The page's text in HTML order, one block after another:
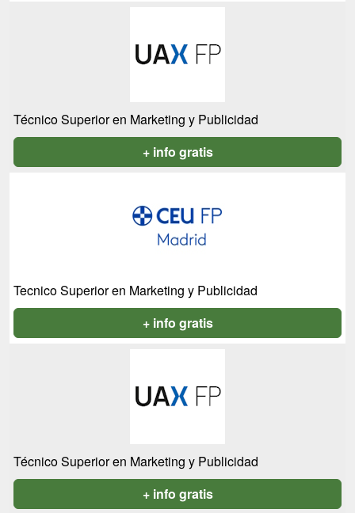
Técnico Superior en Marketing y Publicidad
+ info gratis
Tecnico Superior en Marketing y Publicidad
+ info gratis
Técnico Superior en Marketing y Publicidad
+ info gratis